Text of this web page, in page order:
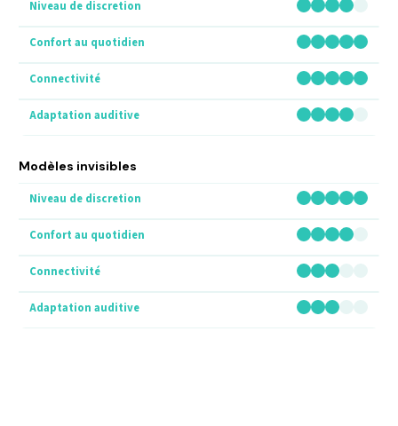
Modèles invisibles